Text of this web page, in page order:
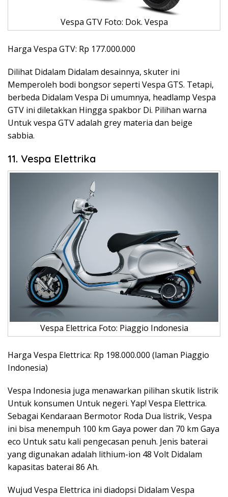
Vespa GTV Foto: Dok. Vespa
Harga Vespa GTV: Rp 177.000.000
Dilihat Didalam Didalam desainnya, skuter ini
Memperoleh bodi bongsor seperti Vespa GTS. Tetapi,
berbeda Didalam Vespa Di umumnya, headlamp Vespa
GTV ini diletakkan Hingga spakbor Di. Pilihan warna
Untuk vespa GTV adalah grey materia dan beige
sabbia.
11. Vespa Elettrika
Vespa Elettrica Foto: Piaggio Indonesia
Harga Vespa Elettrica: Rp 198.000.000 (laman Piaggio
Indonesia)
Vespa Indonesia juga menawarkan pilihan skutik listrik
Untuk konsumen Untuk negeri. Yap! Vespa Elettrica.
Sebagai Kendaraan Bermotor Roda Dua listrik, Vespa
ini bisa menempuh 100 km Gaya power dan 70 km Gaya
eco Untuk satu kali pengecasan penuh. Jenis baterai
yang digunakan adalah lithium-ion 48 Volt Didalam
kapasitas baterai 86 Ah.
Wujud Vespa Elettrica ini diadopsi Didalam Vespa